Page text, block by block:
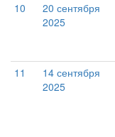
10
20 сентября
2025
11
14 сентября
2025